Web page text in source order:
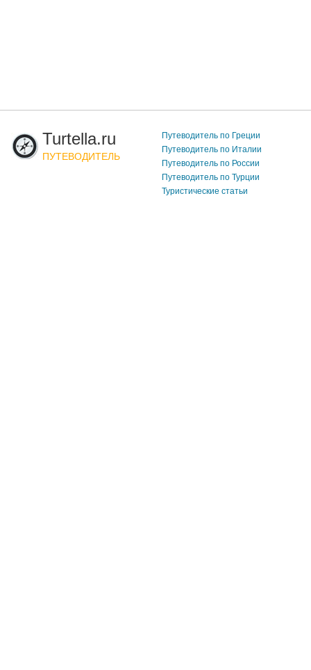
Turtella.ru
ПУТЕВОДИТЕЛЬ
Путеводитель по Греции
Путеводитель по Италии
Путеводитель по России
Путеводитель по Турции
Туристические статьи